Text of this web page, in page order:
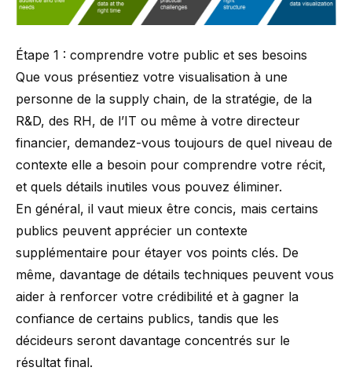
Étape 1 : comprendre votre public et ses besoins
Que vous présentiez votre visualisation à une
personne de la supply chain, de la stratégie, de la
R&D, des RH, de l’IT ou même à votre directeur
financier, demandez-vous toujours de quel niveau de
contexte elle a besoin pour comprendre votre récit,
et quels détails inutiles vous pouvez éliminer.
En général, il vaut mieux être concis, mais certains
publics peuvent apprécier un contexte
supplémentaire pour étayer vos points clés. De
même, davantage de détails techniques peuvent vous
aider à renforcer votre crédibilité et à gagner la
confiance de certains publics, tandis que les
décideurs seront davantage concentrés sur le
résultat final.